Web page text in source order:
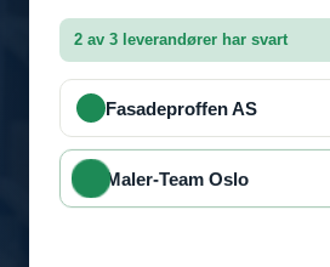
2 av 3 leverandører har svart
Fasadeproffen AS
Maler-Team Oslo